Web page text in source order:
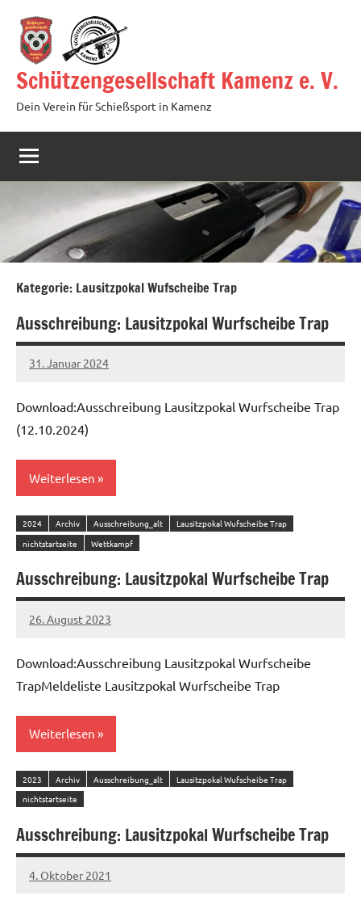
Inhalt
springen
Schützengesellschaft Kamenz e. V.
Dein Verein für Schießsport in Kamenz
Kategorie: Lausitzpokal Wufscheibe Trap
Ausschreibung: Lausitzpokal Wurfscheibe Trap
31. Januar 2024
admin
Download:Ausschreibung Lausitzpokal Wurfscheibe Trap
(12.10.2024)
Weiterlesen
2024 Archiv Ausschreibung_alt
Lausitzpokal Wufscheibe Trap
nichtstartseite
Wettkampf
Ausschreibung: Lausitzpokal Wurfscheibe Trap
26. August 2023
admin
Download:Ausschreibung Lausitzpokal Wurfscheibe
TrapMeldeliste Lausitzpokal Wurfscheibe Trap
Weiterlesen
2023 Archiv Ausschreibung_alt
Lausitzpokal Wufscheibe Trap
nichtstartseite
Ausschreibung: Lausitzpokal Wurfscheibe Trap
4. Oktober 2021
admin